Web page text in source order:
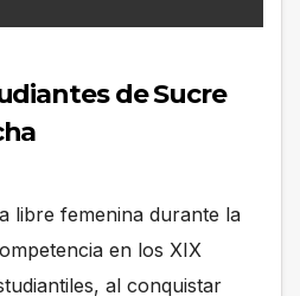
de Sucre
libre femenina durante la
en los XIX
al conquistar